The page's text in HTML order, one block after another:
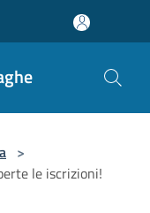
>
le iscrizioni!